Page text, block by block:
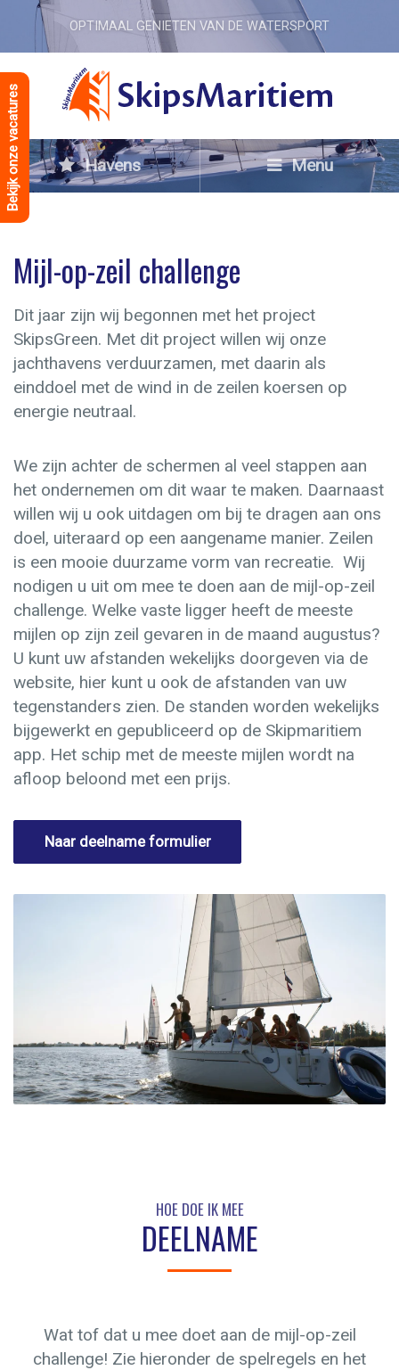
OPTIMAAL GENIETEN VAN DE WATERSPORT
Havens Menu
Mijl-op-zeil challenge
Dit jaar zijn wij begonnen met het project
SkipsGreen. Met dit project willen wij onze
jachthavens verduurzamen, met daarin als
einddoel met de wind in de zeilen koersen op
energie neutraal.
We zijn achter de schermen al veel stappen aan
het ondernemen om dit waar te maken. Daarnaast
willen wij u ook uitdagen om bij te dragen aan ons
doel, uiteraard op een aangename manier. Zeilen
is een mooie duurzame vorm van recreatie. Wij
nodigen u uit om mee te doen aan de mijl-op-zeil
challenge. Welke vaste ligger heeft de meeste
mijlen op zijn zeil gevaren in de maand augustus?
U kunt uw afstanden wekelijks doorgeven via de
website, hier kunt u ook de afstanden van uw
tegenstanders zien. De standen worden wekelijks
bijgewerkt en gepubliceerd op de Skipmaritiem
app. Het schip met de meeste mijlen wordt na
afloop beloond met een prijs.
Naar deelname formulier
HOE DOE IK MEE
DEELNAME
Wat tof dat u mee doet aan de mijl-op-zeil
challenge! Zie hieronder de spelregels en het
Bekijk onze vacatures